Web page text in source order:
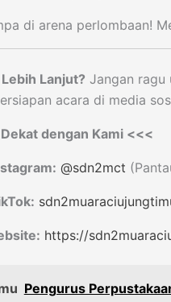
di arena perlombaan!
Lanjut? Jangan ragu
acara di media
dengan Kami <<<
@sdn2mct
https://
Pengurus